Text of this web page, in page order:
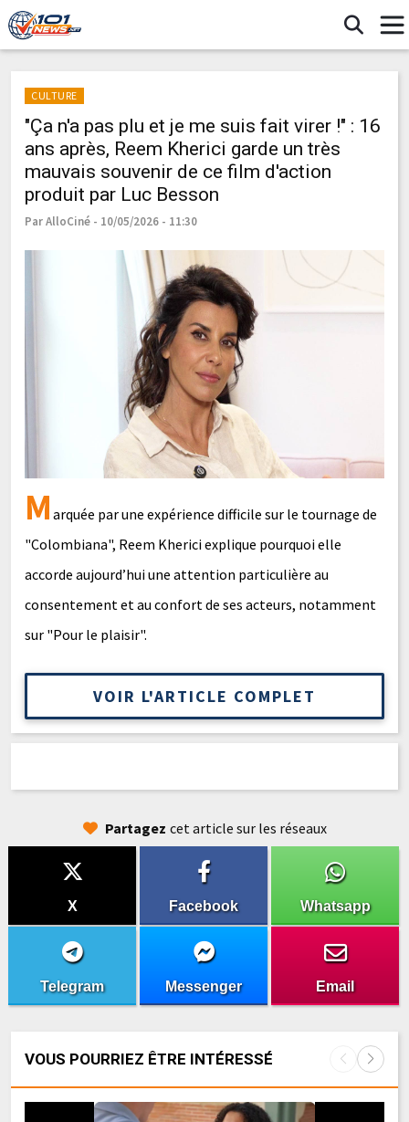
CULTURE
"Ça n'a pas plu et je me suis fait virer !" : 16
ans après, Reem Kherici garde un très
mauvais souvenir de ce film d'action
produit par Luc Besson
Par AlloCiné - 10/05/2026 - 11:30
Marquée par une expérience difficile sur le tournage de
"Colombiana", Reem Kherici explique pourquoi elle
accorde aujourd’hui une attention particulière au
consentement et au confort de ses acteurs, notamment
sur "Pour le plaisir".
VOIR L'ARTICLE COMPLET
Partagez cet article sur les réseaux
X Facebook Whatsapp
Telegram Messenger Email
VOUS POURRIEZ ÊTRE INTÉRESSÉ